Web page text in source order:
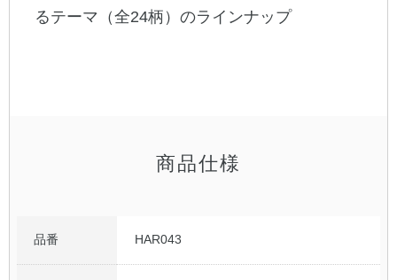
るテーマ（全24柄）のラインナップ
商品仕様
品番 HAR043